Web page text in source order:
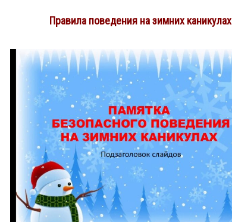
Правила поведения на зимних каникулах